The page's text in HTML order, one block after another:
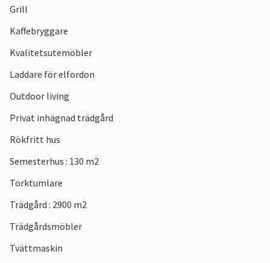
sandstränder längs floden.
Grill
Kaffebryggare
Kvalitetsutemöbler
Laddare för elfordon
Outdoor living
Privat inhägnad trädgård
Rökfritt hus
Semesterhus : 130 m2
Torktumlare
Trädgård : 2900 m2
Trädgårdsmöbler
Tvättmaskin